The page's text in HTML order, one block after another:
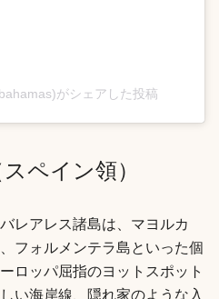
がシェアした投稿
ペイン領）
レアレス諸島は、マヨルカ
フォルメンテラ島といった個
ロッパ屈指のヨットスポット